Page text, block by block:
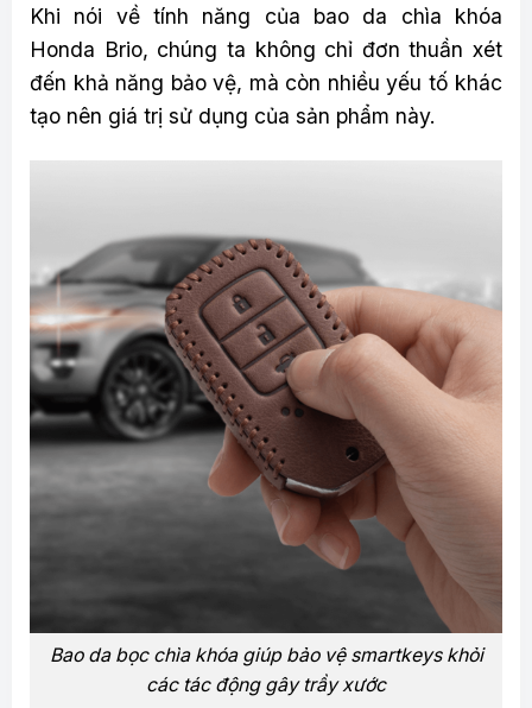
Khi nói về tính năng của bao da chìa khóa
Honda Brio, chúng ta không chỉ đơn thuần xét
đến khả năng bảo vệ, mà còn nhiều yếu tố khác
tạo nên giá trị sử dụng của sản phẩm này.
Bao da bọc chìa khóa giúp bảo vệ smartkeys khỏi
các tác động gây trầy xước